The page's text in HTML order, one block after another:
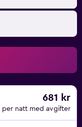
681 kr
per natt med avgifter